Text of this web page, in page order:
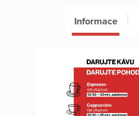
Informace